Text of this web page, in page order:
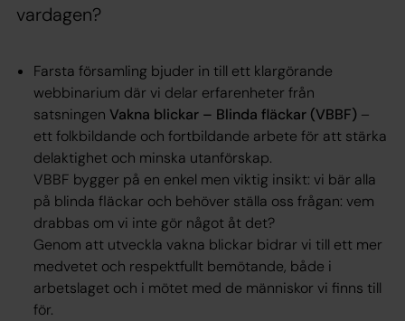
vardagen?
Farsta församling bjuder in till ett klargörande
webbinarium där vi delar erfarenheter från
satsningenVakna blickar – Blinda fläckar (VBBF) –
ett folkbildande och fortbildande arbete för att stärka
delaktighet och minska utanförskap.
VBBF bygger på en enkel men viktig insikt: vi bär alla
på blinda fläckar och behöver ställa oss frågan: vem
drabbas om vi inte gör något åt det?
Genom att utveckla vakna blickar bidrar vi till ett mer
medvetet och respektfullt bemötande, både i
arbetslaget och i mötet med de människor vi finns till
för.